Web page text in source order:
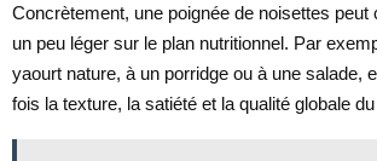
Concrètement, une poignée de noisettes peut
un peu léger sur le plan nutritionnel. Par
yaourt nature, à un porridge ou à une salade,
fois la texture, la satiété et la qualité globale